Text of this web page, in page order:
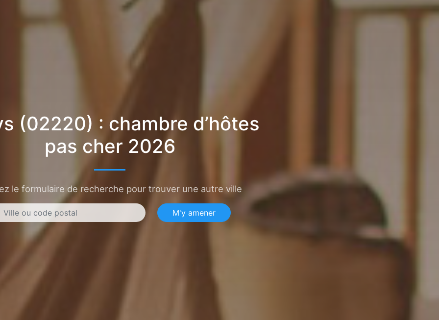
(02220) : chambre d’hôtes
pas cher 2026
le formulaire de recherche pour trouver une autre ville
M'y amener